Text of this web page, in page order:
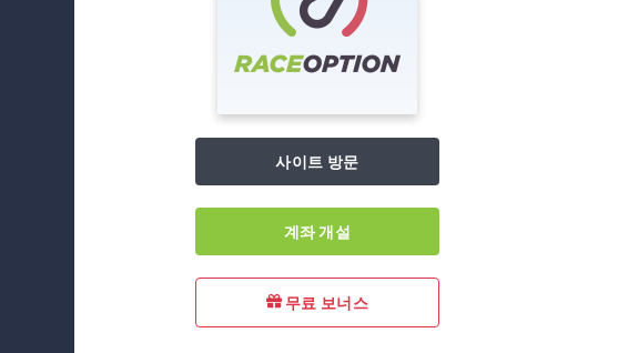
사이트 방문
계좌 개설
무료 보너스